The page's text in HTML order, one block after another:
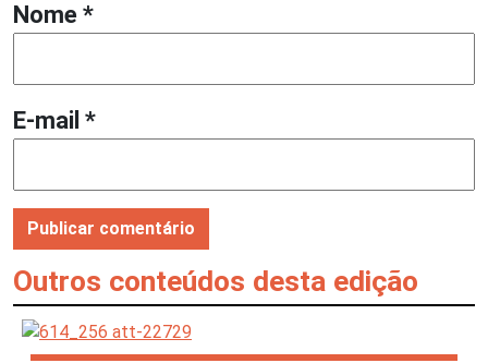
Nome *
E-mail *
Outros conteúdos desta edição